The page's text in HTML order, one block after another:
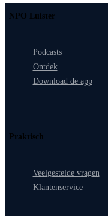
NPO Luister
Podcasts
Ontdek
Download de app
Praktisch
Veelgestelde vragen
Klantenservice